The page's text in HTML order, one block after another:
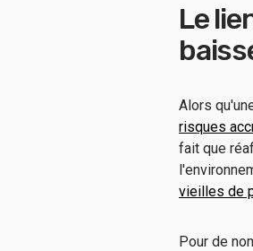
Le
Alors
risques
fait que
vieilles de
Pour de